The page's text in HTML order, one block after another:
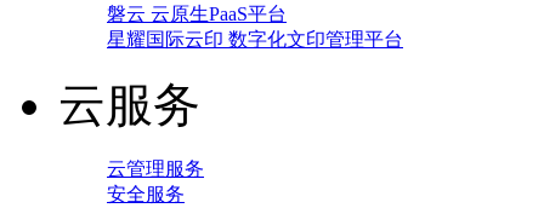
磐云 云原生PaaS平台
星耀国际云印 数字化文印管理平台
云服务
云管理服务
安全服务